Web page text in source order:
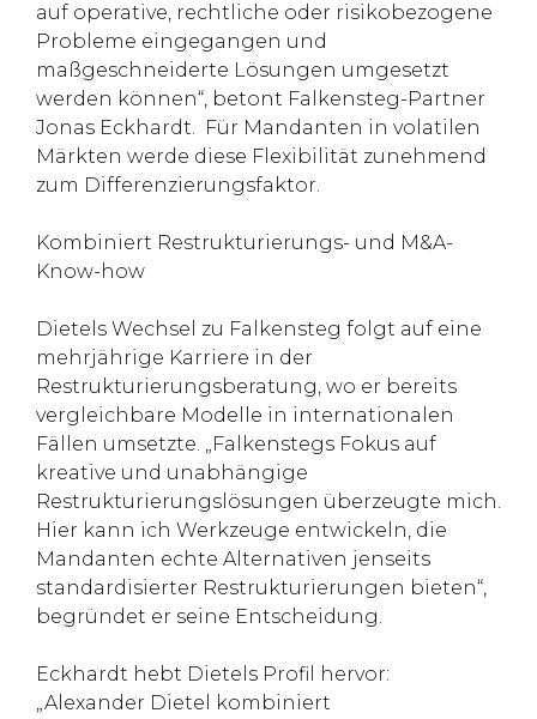
auf operative, rechtliche oder risikobezogene
Probleme eingegangen und
maßgeschneiderte Lösungen umgesetzt
werden können“, betont Falkensteg-Partner
Jonas Eckhardt. Für Mandanten in volatilen
Märkten werde diese Flexibilität zunehmend
zum Differenzierungsfaktor.
Kombiniert Restrukturierungs- und M&A-
Know-how
Dietels Wechsel zu Falkensteg folgt auf eine
mehrjährige Karriere in der
Restrukturierungsberatung, wo er bereits
vergleichbare Modelle in internationalen
Fällen umsetzte. „Falkenstegs Fokus auf
kreative und unabhängige
Restrukturierungslösungen überzeugte mich.
Hier kann ich Werkzeuge entwickeln, die
Mandanten echte Alternativen jenseits
standardisierter Restrukturierungen bieten“,
begründet er seine Entscheidung.
Eckhardt hebt Dietels Profil hervor:
„Alexander Dietel kombiniert